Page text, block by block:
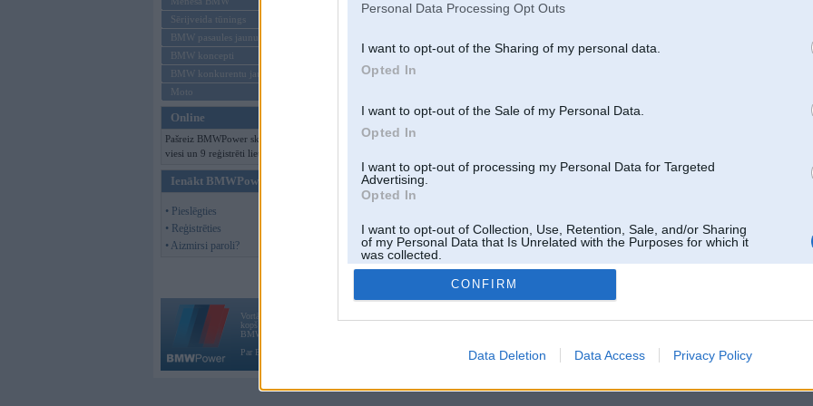
Personal Data Processing Opt Outs
I want to opt-out of the Sharing of my personal data.
Opted In
I want to opt-out of the Sale of my Personal Data.
Opted In
I want to opt-out of processing my Personal Data for Targeted
Advertising.
Opted In
I want to opt-out of Collection, Use, Retention, Sale, and/or Sharing
of my Personal Data that Is Unrelated with the Purposes for which it
was collected.
Opted Out
CONFIRM
Data Deletion Data Access Privacy Policy
Sērijveida tūnings
BMW pasaules jaunumi
BMW koncepti
BMW konkurentu jaunumi
Moto
Online
Pašreiz BMWPower skatās 130
viesi un 9 reģistrēti lietotāji.
Ienākt BMWPower
• Pieslēgties
• Reģistrēties
• Aizmirsi paroli?
Vortāls BMWPower.lv darbojas
kopš 2002. gada 14. maija. Tas nav auto klubs un nav saistīts ar
BMW AG.
Par BMWPower